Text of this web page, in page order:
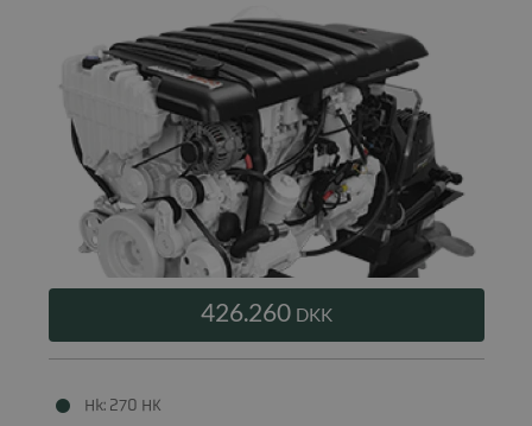
426.260 DKK
Hk: 270 HK